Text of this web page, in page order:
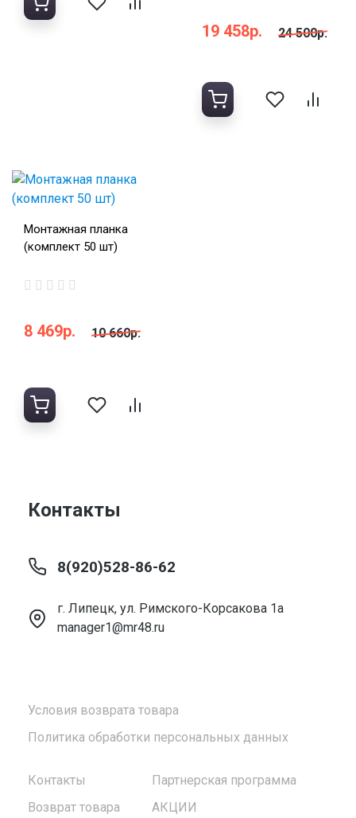
19 458р. 24 500р.
Монтажная планка
(комплект 50 шт)
8 469р. 10 660р.
Условия возврата товара
Политика обработки персональных данных
Контакты
Возврат товара
Партнерская программа
АКЦИИ
Контакты
8(920)528-86-62
г. Липецк, ул. Римского-Корсакова 1а
manager1@mr48.ru